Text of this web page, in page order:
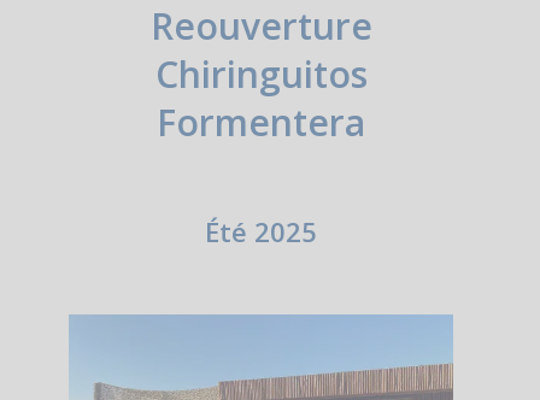
Reouverture
Chiringuitos
Formentera
Été 2025